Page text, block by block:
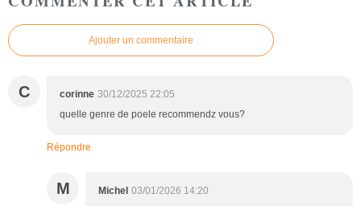
Ajouter un commentaire
C corinne 30/12/2025 22:05
quelle genre de poele recommendz vous?
Répondre
M Michel 03/01/2026 14:20